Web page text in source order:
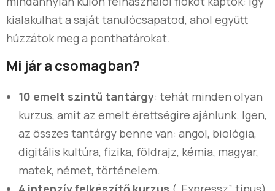
kialakulhat a saját tanulócsapatod, ahol együtt
húzzátok meg a ponthatárokat.
Mi jár a csomagban?
10 emelt szintű tantárgy: tehát minden olyan
kurzus, amit az emelt érettségire ajánlunk. Igen,
az összes tantárgy benne van: angol, biológia,
digitális kultúra, fizika, földrajz, kémia, magyar,
matek, német, történelem.